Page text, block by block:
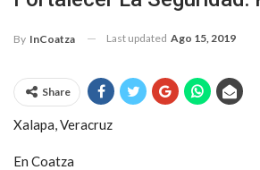
By InCoatza Last updated Ago 15, 2019
Share
Xalapa, Veracruz
En Coatza